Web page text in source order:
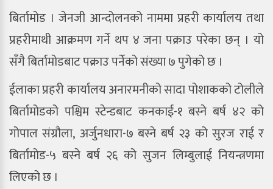
बिर्तामोड । जेनजी आन्दोलनको नाममा प्रहरी कार्यालय तथा
प्रहरीमाथी आक्रमण गर्ने थप ४ जना पक्राउ परेका छन् । यो
सँगै बिर्तामोडबाट पक्राउ पर्नेको संख्या ७ पुगेको छ ।
ईलाका प्रहरी कार्यालय अनारमनीको सादा पोशाकको टोलीले
बिर्तामोडको पश्चिम स्टेन्डबाट कनकाई-१ बस्ने बर्ष ४२ को
गोपाल संग्रौला, अर्जुनधारा-७ बस्ने बर्ष २३ को सुरज राई र
बिर्तामोड-५ बस्ने बर्ष २६ को सुजन लिम्बुलाई नियन्त्रणमा
लिएको छ ।